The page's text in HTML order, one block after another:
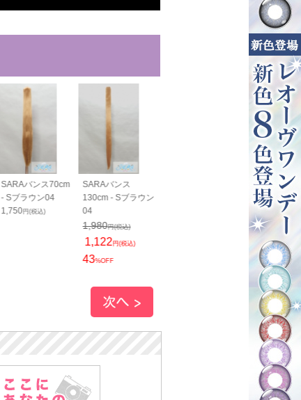
SARAバンス70cm
- Sブラウン04
1,750 円(税込)
SARAバンス
130cm - Sブラウン
04
1,980円(税込)
1,122円(税込)
43%OFF
SARAすっき
ス70cm - Sブ
ン04
1,800